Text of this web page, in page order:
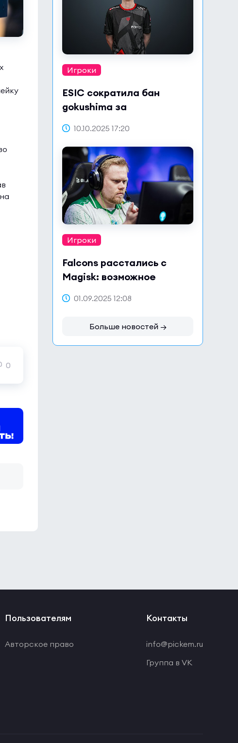
0
Игроки
ESIC сократила бан
gokushima за
договорных матчах
10.10.2025 17:20
Игроки
Falcons расстались с
Magisk: возможное
01.09.2025 12:08
Больше новостей →
Пользователям
Авторское право
Контакты
info@pickem.ru
Группа в VK